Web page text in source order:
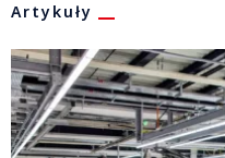
Artykuły